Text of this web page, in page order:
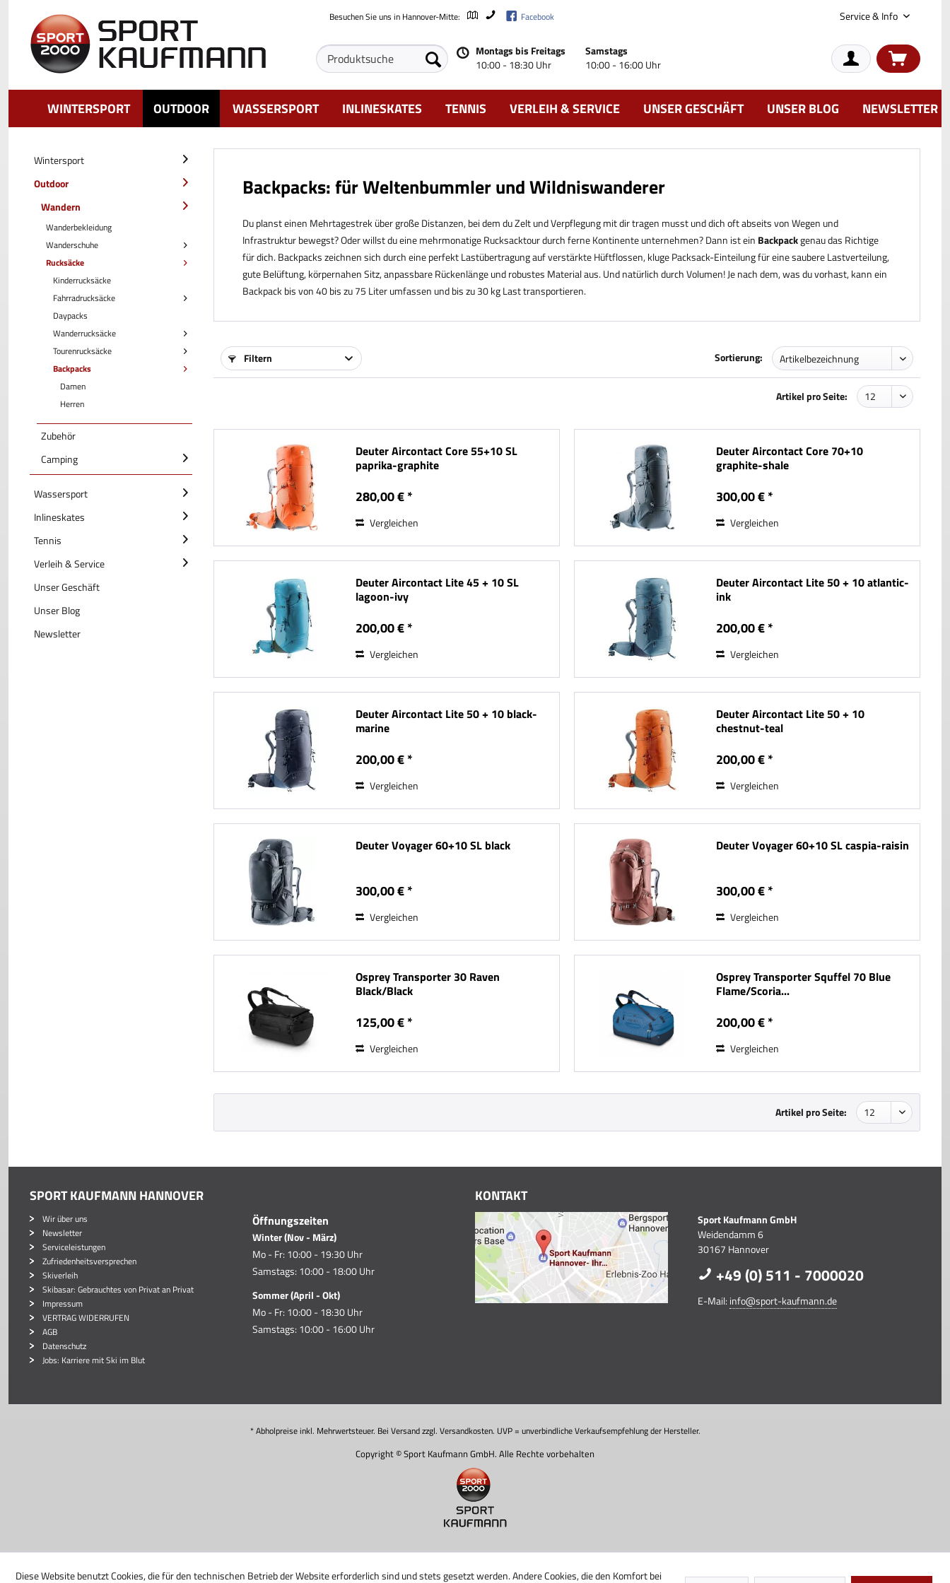
Besuchen Sie uns in Hannover-Mitte: Facebook Service & Info
Montags bis Freitags
10:00 - 18:30 Uhr
Samstags
10:00 - 16:00 Uhr
WINTERSPORT OUTDOOR WASSERSPORT INLINESKATES TENNIS VERLEIH & SERVICE UNSER GESCHÄFT UNSER BLOG NEWSLETTER
Wintersport
Outdoor
Wandern
Wanderbekleidung
Wanderschuhe
Rucksäcke
Kinderrucksäcke
Fahrradrucksäcke
Daypacks
Wanderrucksäcke
Tourenrucksäcke
Backpacks
Damen
Herren
Zubehör
Camping
Wassersport
Inlineskates
Tennis
Verleih & Service
Unser Geschäft
Unser Blog
Newsletter
Backpacks: für Weltenbummler und Wildniswanderer
Du planst einen Mehrtagestrek über große Distanzen, bei dem du Zelt und Verpflegung mit dir tragen musst und dich oft abseits von Wegen und
Infrastruktur bewegst? Oder willst du eine mehrmonatige Rucksacktour durch ferne Kontinente unternehmen? Dann ist ein Backpackgenau das Richtige
für dich. Backpacks zeichnen sich durch eine perfekt Lastübertragung auf verstärkte Hüftflossen, kluge Packsack-Einteilung für eine saubere Lastverteilung,
gute Belüftung, körpernahen Sitz, anpassbare Rückenlänge und robustes Material aus. Und natürlich durch Volumen! Je nach dem, was du vorhast, kann ein
Backpack bis von 40 bis zu 75 Liter umfassen und bis zu 30 kg Last transportieren.
Filtern Sortierung:
Artikel pro Seite:
Deuter Aircontact Core 55+10 SL
paprika-graphite
280,00 € *
Vergleichen
Deuter Aircontact Core 70+10
graphite-shale
300,00 € *
Vergleichen
Deuter Aircontact Lite 45 + 10 SL
lagoon-ivy
200,00 € *
Vergleichen
Deuter Aircontact Lite 50 + 10 atlantic-
ink
200,00 € *
Vergleichen
Deuter Aircontact Lite 50 + 10 black-
marine
200,00 € *
Vergleichen
Deuter Aircontact Lite 50 + 10
chestnut-teal
200,00 € *
Vergleichen
Deuter Voyager 60+10 SL black
300,00 € *
Vergleichen
Deuter Voyager 60+10 SL caspia-raisin
300,00 € *
Vergleichen
Osprey Transporter 30 Raven
Black/Black
125,00 € *
Vergleichen
Osprey Transporter Squffel 70 Blue
Flame/Scoria...
200,00 € *
Vergleichen
Artikel pro Seite:
SPORT KAUFMANN HANNOVER
Wir über uns
Newsletter
Serviceleistungen
Zufriedenheitsversprechen
Skiverleih
Skibasar: Gebrauchtes von Privat an Privat
Impressum
VERTRAG WIDERRUFEN
AGB
Datenschutz
Jobs: Karriere mit Ski im Blut
Öffnungszeiten
Winter (Nov - März)
Mo - Fr: 10:00 - 19:30 Uhr
Samstags: 10:00 - 18:00 Uhr
Sommer (April - Okt)
Mo - Fr: 10:00 - 18:30 Uhr
Samstags: 10:00 - 16:00 Uhr
KONTAKT
Sport Kaufmann GmbH
Weidendamm 6
30167 Hannover
+49 (0) 511 - 7000020
E-Mail: info@sport-kaufmann.de
* Abholpreise inkl. Mehrwertsteuer. Bei Versand zzgl. Versandkosten. UVP = unverbindliche Verkaufsempfehlung der Hersteller.
Copyright © Sport Kaufmann GmbH. Alle Rechte vorbehalten
Diese Website benutzt Cookies, die für den technischen Betrieb der Website erforderlich sind und stets gesetzt werden. Andere Cookies, die den Komfort bei